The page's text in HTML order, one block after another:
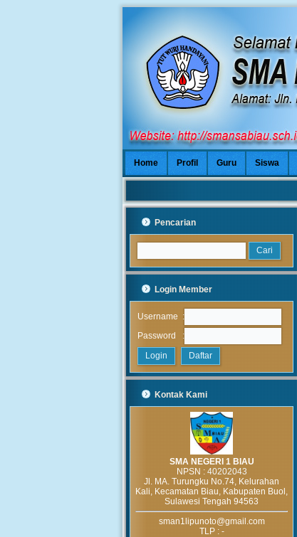
Home Profil Guru Siswa
Pencarian
Login Member
Username :
Password
:
Kontak Kami
SMA NEGERI 1 BIAU
NPSN : 40202043
Jl. MA. Turungku No.74, Kelurahan
Kali, Kecamatan Biau, Kabupaten Buol,
Sulawesi Tengah 94563
sman1lipunoto@gmail.com
TLP : -